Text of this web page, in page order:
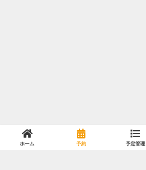
ホーム 予約 予定管理